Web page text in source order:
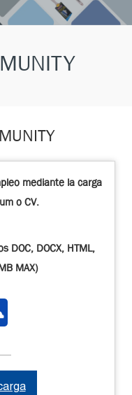
options
mediante la carga
o CV.
DOC, DOCX, HTML,
MAX)